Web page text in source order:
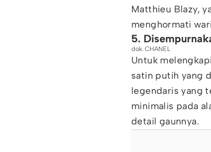
Matthieu Blazy,
menghormati
5.
dok. CHANEL
Untuk
satin putih yang
legendaris yang
minimalis pada
detail gaunnya.